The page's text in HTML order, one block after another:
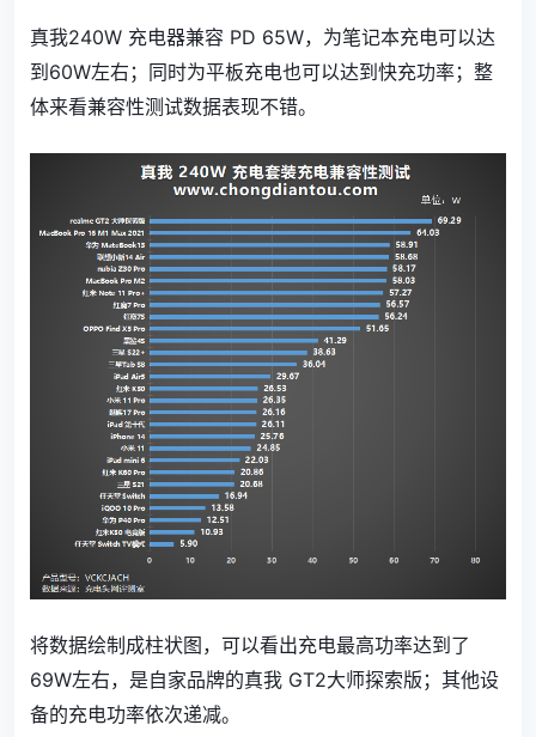
真我240W 充电器兼容 PD 65W，为笔记本充电可以达
到60W左右；同时为平板充电也可以达到快充功率；整
体来看兼容性测试数据表现不错。
将数据绘制成柱状图，可以看出充电最高功率达到了
69W左右，是自家品牌的真我 GT2大师探索版；其他设
备的充电功率依次递减。